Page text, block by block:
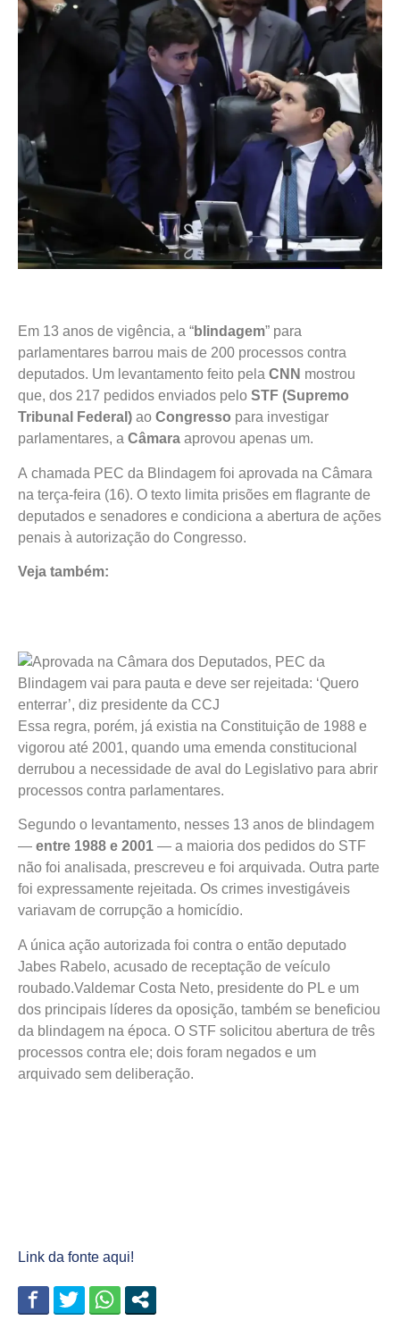
Em 13 anos de vigência, a “blindagem” para
parlamentares barrou mais de 200 processos contra
deputados. Um levantamento feito pela CNN mostrou
que, dos 217 pedidos enviados pelo STF (Supremo
Tribunal Federal) ao Congresso para investigar
parlamentares, a Câmara aprovou apenas um.
A chamada PEC da Blindagem foi aprovada na Câmara
na terça-feira (16). O texto limita prisões em flagrante de
deputados e senadores e condiciona a abertura de ações
penais à autorização do Congresso.
Veja também:
Essa regra, porém, já existia na Constituição de 1988 e
vigorou até 2001, quando uma emenda constitucional
derrubou a necessidade de aval do Legislativo para abrir
processos contra parlamentares.
Segundo o levantamento, nesses 13 anos de blindagem
— entre 1988 e 2001 — a maioria dos pedidos do STF
não foi analisada, prescreveu e foi arquivada. Outra parte
foi expressamente rejeitada. Os crimes investigáveis
variavam de corrupção a homicídio.
A única ação autorizada foi contra o então deputado
Jabes Rabelo, acusado de receptação de veículo
roubado.Valdemar Costa Neto, presidente do PL e um
dos principais líderes da oposição, também se beneficiou
da blindagem na época. O STF solicitou abertura de três
processos contra ele; dois foram negados e um
arquivado sem deliberação.
Link da fonte aqui!